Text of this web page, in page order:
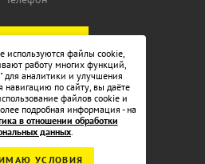
используются файлы cookie,
работу многих функций,
для аналитики и улучшения
навигацию по сайту, вы даёте
файлов cookie и
подробная информация - на
в отношении обработки
данных.
УСЛОВИЯ